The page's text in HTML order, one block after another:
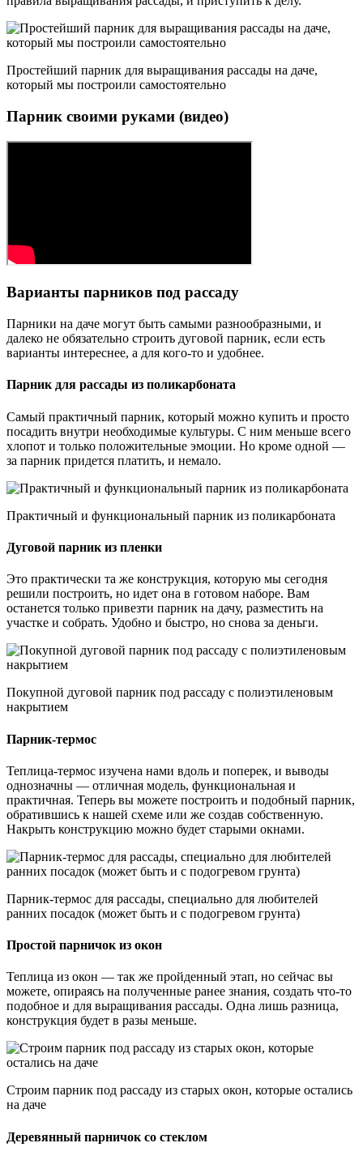
Простейший парник для выращивания рассады на даче,
который мы построили самостоятельно
Парник своими руками (видео)
Варианты парников под рассаду
Парники на даче могут быть самыми разнообразными, и
далеко не обязательно строить дуговой парник, если есть
варианты интереснее, а для кого-то и удобнее.
Парник для рассады из поликарбоната
Самый практичный парник, который можно купить и просто
посадить внутри необходимые культуры. С ним меньше всего
хлопот и только положительные эмоции. Но кроме одной —
за парник придется платить, и немало.
Практичный и функциональный парник из поликарбоната
Дуговой парник из пленки
Это практически та же конструкция, которую мы сегодня
решили построить, но идет она в готовом наборе. Вам
останется только привезти парник на дачу, разместить на
участке и собрать. Удобно и быстро, но снова за деньги.
Покупной дуговой парник под рассаду с полиэтиленовым
накрытием
Парник-термос
Теплица-термос изучена нами вдоль и поперек, и выводы
однозначны — отличная модель, функциональная и
практичная. Теперь вы можете построить и подобный парник,
обратившись к нашей схеме или же создав собственную.
Накрыть конструкцию можно будет старыми окнами.
Парник-термос для рассады, специально для любителей
ранних посадок (может быть и с подогревом грунта)
Простой парничок из окон
Теплица из окон — так же пройденный этап, но сейчас вы
можете, опираясь на полученные ранее знания, создать что-то
подобное и для выращивания рассады. Одна лишь разница,
конструкция будет в разы меньше.
Строим парник под рассаду из старых окон, которые остались
на даче
Деревянный парничок со стеклом